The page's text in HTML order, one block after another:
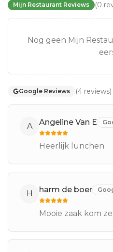
Mijn Restaurant Reviews (0
Nog geen Mijn
Google Reviews (4 reviews)
A Angeline Van E
Heerlijk lunchen
H harm de boer
Mooie zaak kom